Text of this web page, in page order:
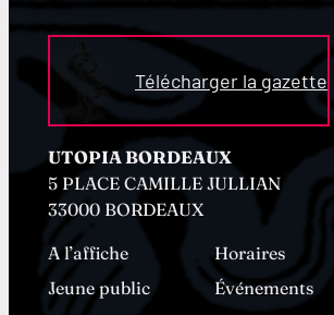
Télécharger la gazette
UTOPIA BORDEAUX
5 PLACE CAMILLE JULLIAN
33000 BORDEAUX
A l’affiche
Horaires
Jeune public
Événements